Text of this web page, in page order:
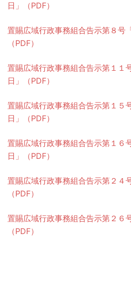
日」（PDF）
置賜広域行政事務組合告示第８号
（PDF）
置賜広域行政事務組合告示第１１
日」（PDF）
置賜広域行政事務組合告示第１５
日」（PDF）
置賜広域行政事務組合告示第１６
日」（PDF）
置賜広域行政事務組合告示第２４
（PDF）
置賜広域行政事務組合告示第２６
（PDF）